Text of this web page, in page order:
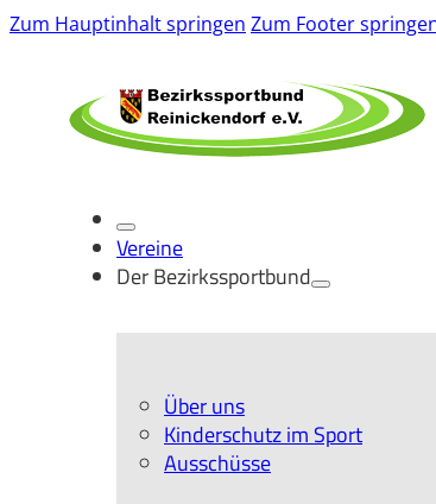
Zum Hauptinhalt springen Zum Footer
Vereine
Der Bezirkssportbund
Über uns
Kinderschutz im Sport
Ausschüsse